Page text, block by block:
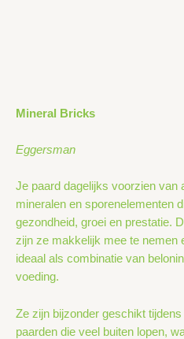
Mineral Bricks
Eggersman
Je paard dagelijks voorzien van
mineralen en sporenelementen
gezondheid, groei en prestatie.
zijn ze makkelijk mee te nemen
ideaal als combinatie van
voeding.
Ze zijn bijzonder geschikt
paarden die veel buiten lopen,